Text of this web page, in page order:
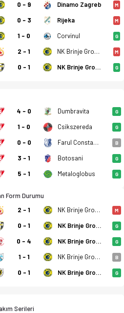
08.07.2026 tarihinde
0 - 9 Dinamo Zagreb M
0 - 3 Rijeka M
1 - 0 Corvinul G
2 - 1 NK Brinje Grosuplje M
0 - 1 NK Brinje Grosuplje G
4 - 0 Dumbravita G
1 - 0 Csikszereda G
0 - 0 Farul Constanta B
3 - 1 Botosani G
5 - 1 Metaloglobus G
Form Durumu
2 - 1 NK Brinje Grosuplje M
0 - 1 NK Brinje Grosuplje G
0 - 4 NK Brinje Grosuplje G
1 - 1 NK Brinje Grosuplje B
0 - 1 NK Brinje Grosuplje G
Serileri